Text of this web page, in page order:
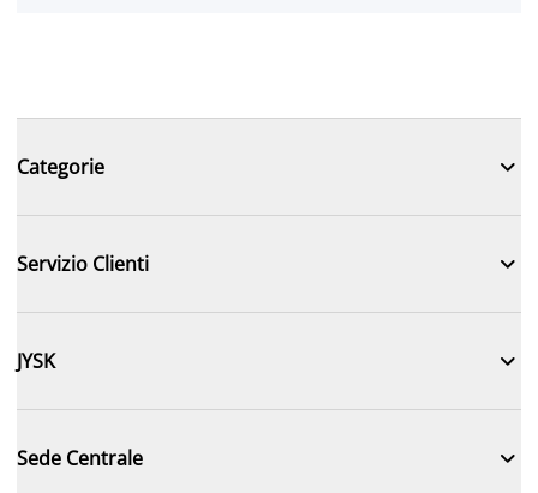
Categorie 
Servizio Clienti 
JYSK 
Sede Centrale 